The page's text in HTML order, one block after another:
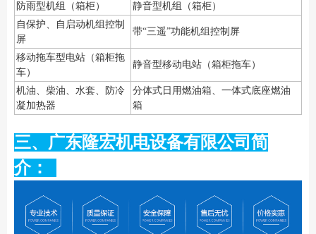
防雨型机组（箱柜）
静音型机组（箱柜）
自保护、自启动机组控制
屏
带“三遥”功能机组控制屏
移动拖车型电站（箱柜拖
车）
静音型移动电站（箱柜拖车）
机油、柴油、水套、防冷
凝加热器
分体式日用燃油箱、一体式底座燃油
箱
三、广东隆宏机电设备有限公司简
介：